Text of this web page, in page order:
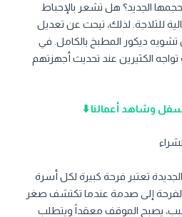
الجديد؟ هل تشعر بالإحباط
للثلاجة. لذلك، تبحث عن تعديل
تشويه ديكور المطبخ بالكامل. في
الكثيرين عند تحديث أجهزتهم
وشاهد أعمالنا ⬇️
تعتبر فرحة كبيرة لكل أسرة
إلى صدمة عندما تكتشف صغر
يصبح الموقف معقداً ويتطلب